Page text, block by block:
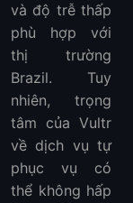
và độ trễ thấp
phù hợp với
thị trường
Brazil. Tuy
nhiên, trọng
tâm của Vultr
về dịch vụ tự
phục vụ có
thể không hấp